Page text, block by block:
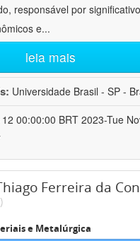
responsável por
e...
leia mais
Universidade Brasil - SP -
00:00:00 BRT 2023-Tue
Ferreira da
e Metalúrgica